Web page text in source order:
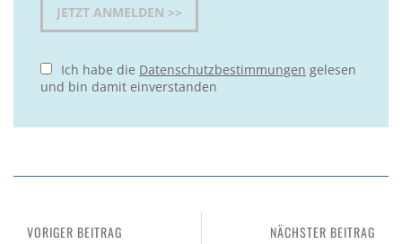
Ich habe die Datenschutzbestimmungen gelesen
und bin damit einverstanden
NÄCHSTER BEITRAG
VORIGER BEITRAG